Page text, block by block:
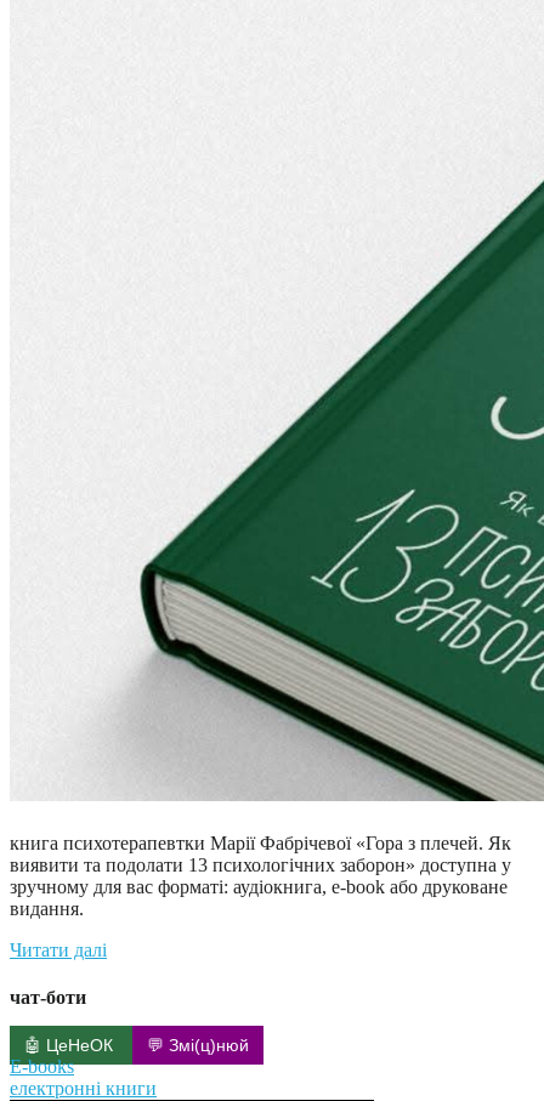
книга психотерапевтки Марії Фабрічевої «Гора з плечей. Як
виявити та подолати 13 психологічних заборон» доступна у
зручному для вас форматі: аудіокнига, e-book або друковане
видання.
Читати далі
чат-боти
🤖 ЦеНеОК 💬 Змі(ц)нюй
E-books
електронні книги